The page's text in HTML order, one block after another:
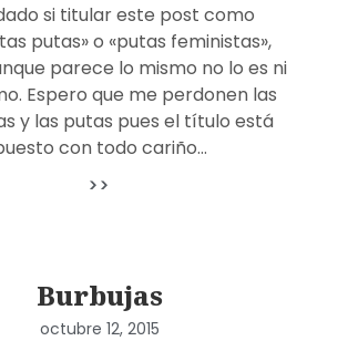
si titular este post como
putas» o «putas feministas»,
parece lo mismo no lo es ni
Espero que me perdonen las
y las putas pues el título está
con todo cariño…
>>
Burbujas
octubre 12, 2015